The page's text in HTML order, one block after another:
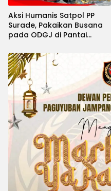
Aksi Humanis Satpol PP
Surade, Pakaikan Busana
pada ODGJ di Pantai